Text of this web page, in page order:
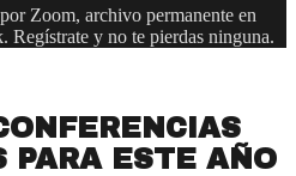
Zoom, archivo permanente en
Regístrate y no te pierdas ninguna.
PARA ESTE AÑO